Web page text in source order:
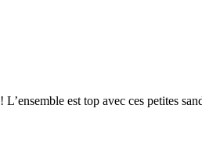
est top avec ces petites